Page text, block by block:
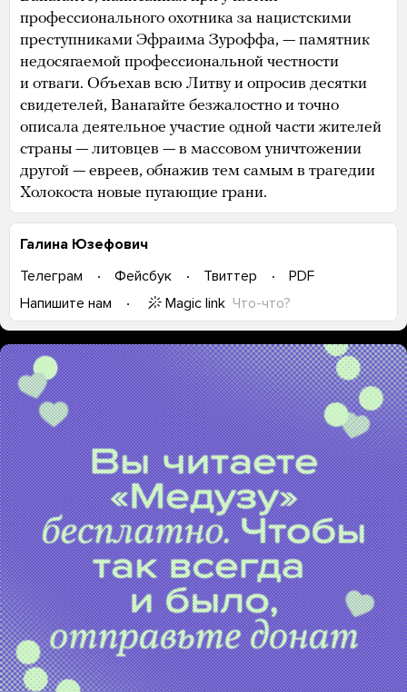
профессионального охотника за нацистскими
преступниками Эфраима Зуроффа, — памятник
недосягаемой профессиональной честности
и отваги. Объехав всю Литву и опросив десятки
свидетелей, Ванагайте безжалостно и точно
описала деятельное участие одной части жителей
страны — литовцев — в массовом уничтожении
другой — евреев, обнажив тем самым в трагедии
Холокоста новые пугающие грани.
Галина Юзефович
Телеграм
Фейсбук Твиттер
PDF
Напишите нам
Magic link Что-что?